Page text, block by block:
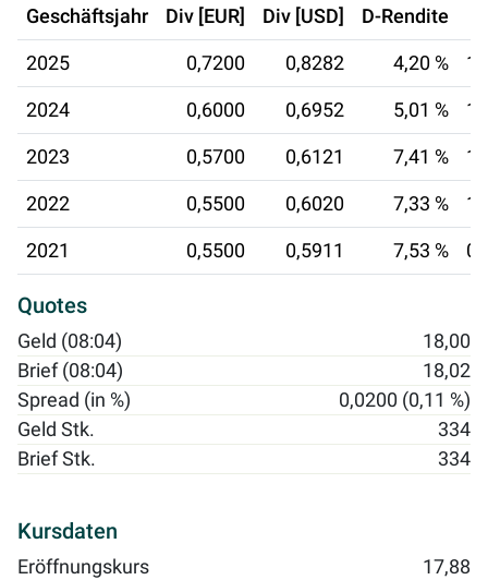
Geschäftsjahr
Div [EUR] Div [USD] D-Rendite
2025 0,7200 0,8282 4,20 %
2024 0,6000 0,6952 5,01 %
2023 0,5700 0,6121 7,41 %
2022 0,5500 0,6020 7,33 %
2021 0,5500 0,5911 7,53 %
Quotes
Geld (08:04)
18,00
Brief (08:04)
18,02
Spread (in %)
0,0200 (0,11 %)
Geld Stk.
334
Brief Stk.
334
Kursdaten
Eröffnungskurs
17,88